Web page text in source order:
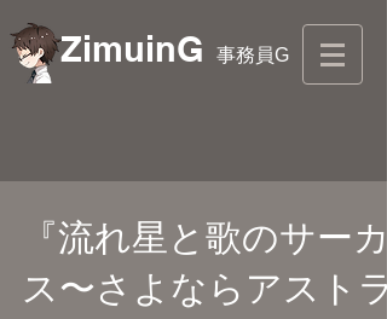
ZimuinG 事務員G
『流れ星と歌のサーカ
ス〜さよならアストラ